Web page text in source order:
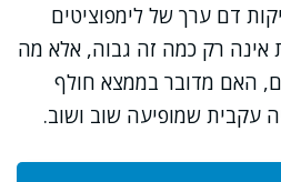
דם ערך של לימפוציטים
אינה רק כמה זה גבוה, אלא מה
האם מדובר בממצא חולף
עקבית שמופיעה שוב ושוב.